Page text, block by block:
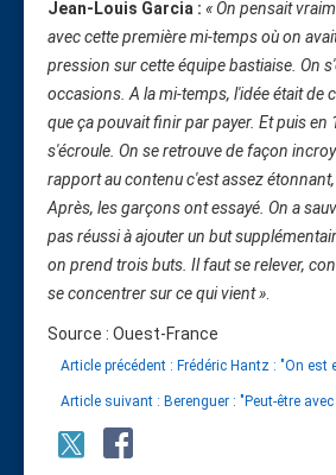
Jean-Louis Garcia : « On pensait
avec cette première mi-temps où on
pression sur cette équipe bastiaise. On
occasions. A la mi-temps, l'idée était de
que ça pouvait finir par payer. Et puis en
s'écroule. On se retrouve de façon
rapport au contenu c'est assez
Après, les garçons ont essayé. On a
pas réussi à ajouter un but
on prend trois buts. Il faut se relever,
se concentrer sur ce qui vient »
Source : Ouest-France
Article précédent : Frédéric Hantz : "On est
Article suivant : Berenguer : "Peut-être